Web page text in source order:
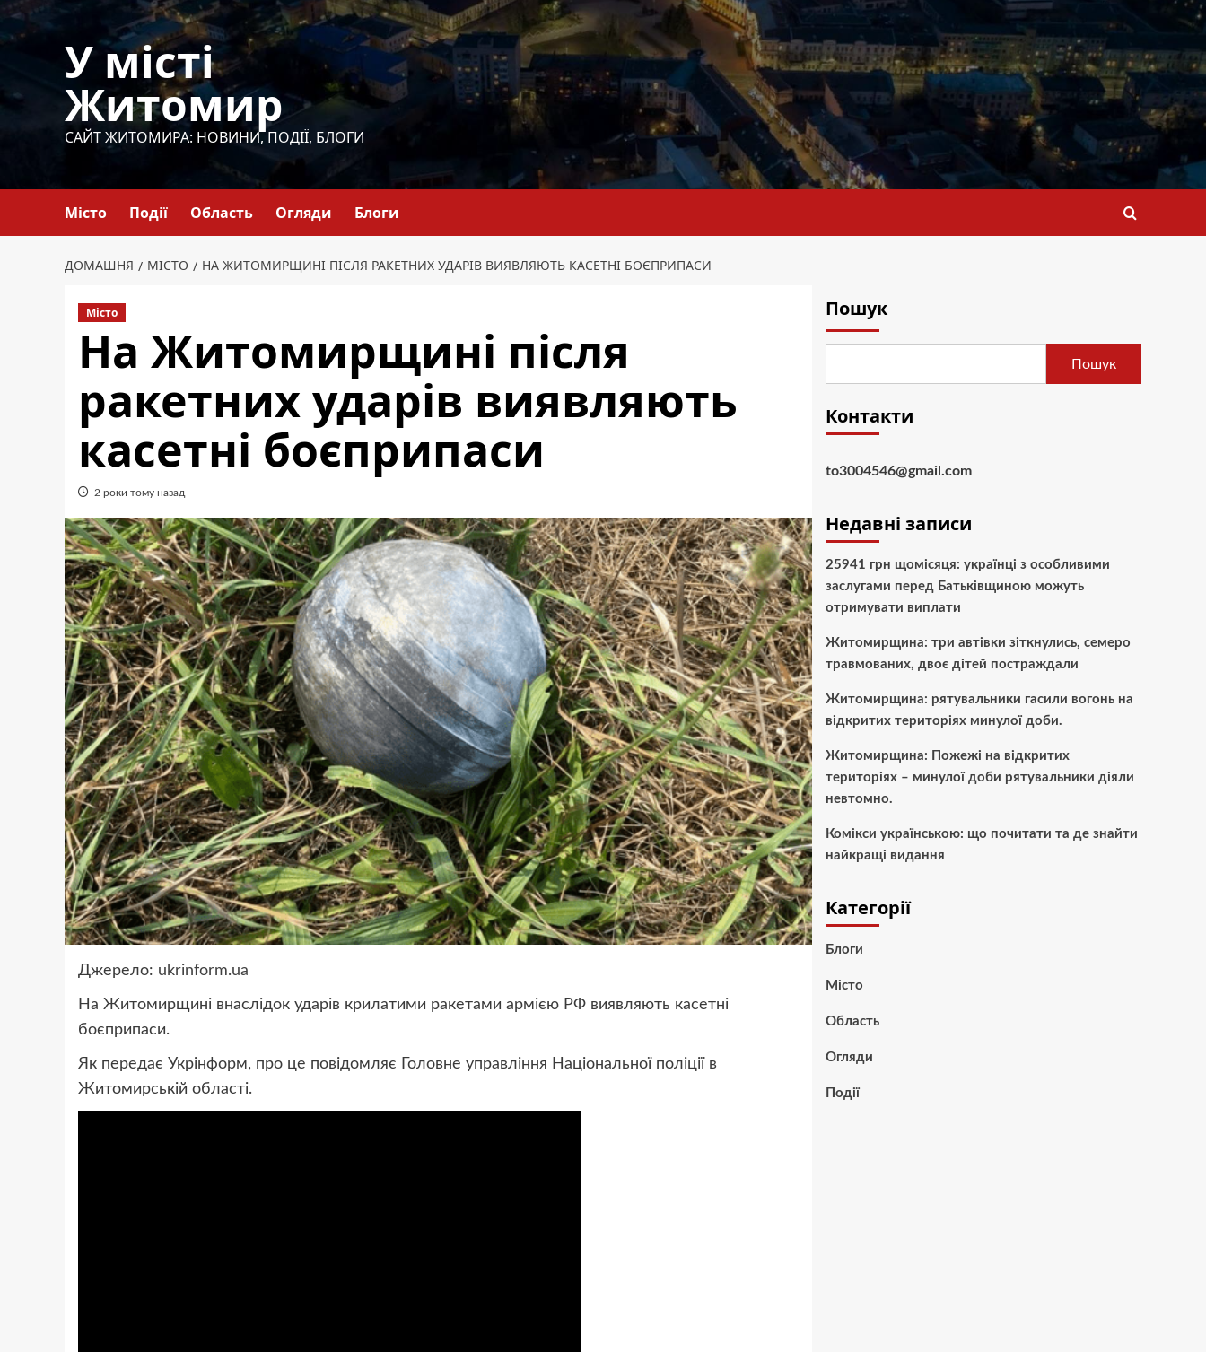
Перейти
У місті
Житомир
САЙТ ЖИТОМИРА: НОВИНИ, ПОДІЇ, БЛОГИ
Місто Події Область Огляди Блоги
ДОМАШНЯ МІСТО НА ЖИТОМИРЩИНІ ПІСЛЯ РАКЕТНИХ УДАРІВ ВИЯВЛЯЮТЬ КАСЕТНІ БОЄПРИПАСИ
Місто
На Житомирщині після
ракетних ударів виявляють
касетні боєприпаси
2 роки тому назад
Джерело: ukrinform.ua
На Житомирщині внаслідок ударів крилатими ракетами армією РФ виявляють касетні
боєприпаси.
Як передає Укрінформ, про це повідомляє Головне управління Національної поліції в
Житомирській області.
Пошук
Пошук
Контакти
to3004546@gmail.com
Недавні записи
25941 грн щомісяця: українці з особливими
заслугами перед Батьківщиною можуть
отримувати виплати
Житомирщина: три автівки зіткнулись, семеро
травмованих, двоє дітей постраждали
Житомирщина: рятувальники гасили вогонь на
відкритих територіях минулої доби.
Житомирщина: Пожежі на відкритих
територіях – минулої доби рятувальники діяли
невтомно.
Комікси українською: що почитати та де знайти
найкращі видання
Категорії
Блоги
Місто
Область
Огляди
Події